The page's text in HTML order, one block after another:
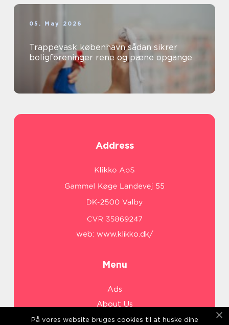
05. May 2026
Trappevask københavn sådan sikrer
boligforeninger rene og pæne opgange
Address
web: www.klikko.dk/
Menu
Ads
About Us
Cookies
På vores website bruges cookies til at huske dine